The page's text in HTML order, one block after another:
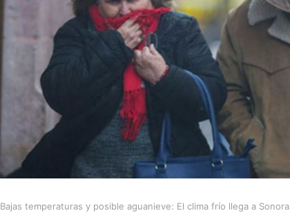
Bajas temperaturas y posible aguanieve: El clima frío llega a Sonora